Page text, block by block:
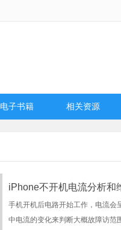
电子书籍 相关资源
iPhone不开机电流分析和
手机开机后电路开始工作，电流会
中电流的变化来判断大概故障访范